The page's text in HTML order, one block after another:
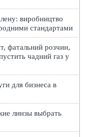
виробництво
стандартами
фатальний розчин,
чадний газ у
для бизнеса в
линзы выбрать